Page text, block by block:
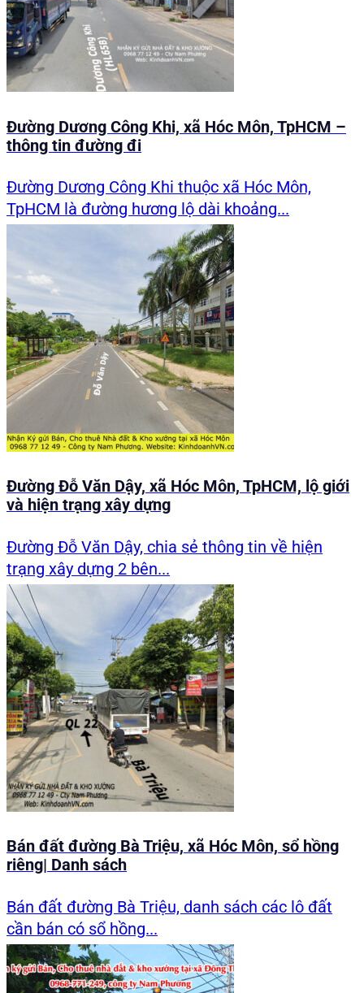
Đường Dương Công Khi, xã Hóc Môn, TpHCM –
thông tin đường đi
Đường Dương Công Khi thuộc xã Hóc Môn,
TpHCM là đường hương lộ dài khoảng...
Đường Đỗ Văn Dậy, xã Hóc Môn, TpHCM, lộ giới
và hiện trạng xây dựng
Đường Đỗ Văn Dậy, chia sẻ thông tin về hiện
trạng xây dựng 2 bên...
Bán đất đường Bà Triệu, xã Hóc Môn, sổ hồng
riêng| Danh sách
Bán đất đường Bà Triệu, danh sách các lô đất
cần bán có sổ hồng...